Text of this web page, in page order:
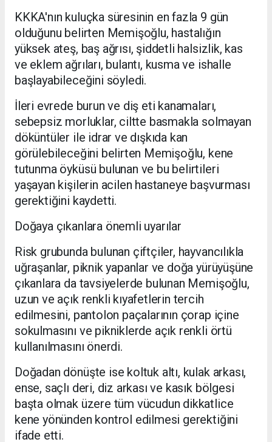
KKKA'nın kuluçka süresinin en fazla 9 gün
olduğunu belirten Memişoğlu, hastalığın
yüksek ateş, baş ağrısı, şiddetli halsizlik, kas
ve eklem ağrıları, bulantı, kusma ve ishalle
başlayabileceğini söyledi.
İleri evrede burun ve diş eti kanamaları,
sebepsiz morluklar, ciltte basmakla solmayan
döküntüler ile idrar ve dışkıda kan
görülebileceğini belirten Memişoğlu, kene
tutunma öyküsü bulunan ve bu belirtileri
yaşayan kişilerin acilen hastaneye başvurması
gerektiğini kaydetti.
Doğaya çıkanlara önemli uyarılar
Risk grubunda bulunan çiftçiler, hayvancılıkla
uğraşanlar, piknik yapanlar ve doğa yürüyüşüne
çıkanlara da tavsiyelerde bulunan Memişoğlu,
uzun ve açık renkli kıyafetlerin tercih
edilmesini, pantolon paçalarının çorap içine
sokulmasını ve pikniklerde açık renkli örtü
kullanılmasını önerdi.
Doğadan dönüşte ise koltuk altı, kulak arkası,
ense, saçlı deri, diz arkası ve kasık bölgesi
başta olmak üzere tüm vücudun dikkatlice
kene yönünden kontrol edilmesi gerektiğini
ifade etti.